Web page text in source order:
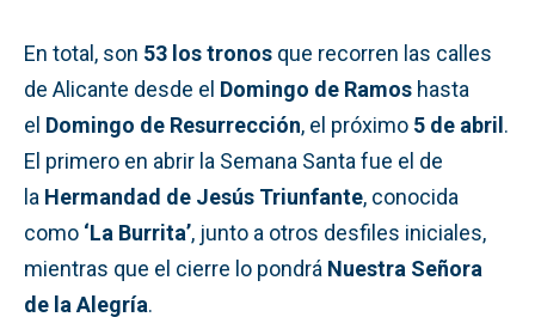
En total, son 53 los tronos que recorren las calles
de Alicante desde el Domingo de Ramos hasta
el Domingo de Resurrección, el próximo 5 de abril.
El primero en abrir la Semana Santa fue el de
la Hermandad de Jesús Triunfante, conocida
como ‘La Burrita’, junto a otros desfiles iniciales,
mientras que el cierre lo pondrá Nuestra Señora
de la Alegría.